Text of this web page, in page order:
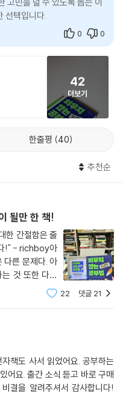
야 한다. 목차 만들기는 ‘범주
는 과정이다. 다만 전체 지식을
로 이해하고 있어야 한다.
용을 합쳐서 정리하는 것이다.
에 무작정 모든 내용을 정리하
고, 제대로 마무리 짓기 힘들
할 때도 중요한 내용부터 정리
차로 정리하자.
화」 중에서
’, 합격에 필요한 깊이만큼만
. 이 감각들은 단순한 개념이 아
한 고민을 본질적으로 해 해
동이든 훨씬 수월하도록 돕는
화와 구조화, 고효율 인출법 등
활용할 수 있을지를 상세히
다
관리와 같은 간접적인 요소에 초
핵심을 꿰뚫는 실전 전략인
줄이는 대신, 독해력을 기반으
식으로 공부에 지쳐 있던 수험
은 어떤 시험에서든 가장 중요
에서 적용하는 기술’을 알려준
은 선택, 가령 어떤 교재를 보고,
스로 판단할 수 있는 기준도 함
해나가면, 반드시 합격이라는
법》이 그 변화의 출발점이 되
선택입니다.
0 0
42
더보기
한줄평 40
추천순
될만 한 책!
한 간절함은 줄
!" - richboy아
다른 문제다. 아
것 또한 다른
는 100 퍼센트
기준에 따라 다
22 댓글 21
책도 사서 읽었어요. 공부하는
어요. 출간 소식 듣고 바로 구매
결을 알려주셔서 감사합니다!